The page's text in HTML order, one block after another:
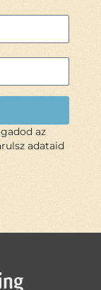
az
adataid